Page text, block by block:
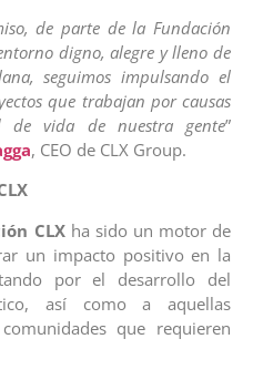
de parte de la Fundación
digno, alegre y lleno de
seguimos impulsando el
que trabajan por causas
de vida de nuestra gente”
, CEO de CLX Group.
CLXha sido un motor de
un impacto positivo en la
por el desarrollo del
así como a aquellas
que requieren